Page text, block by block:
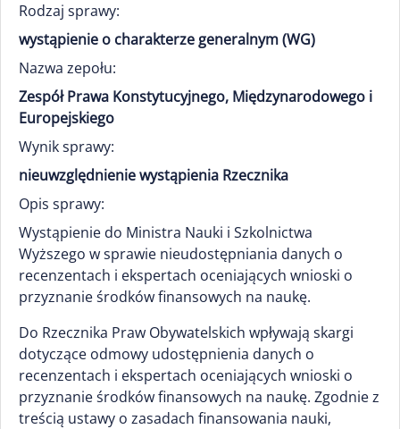
Rodzaj sprawy:
wystąpienie o charakterze generalnym (WG)
Nazwa zepołu:
Zespół Prawa Konstytucyjnego, Międzynarodowego i
Europejskiego
Wynik sprawy:
nieuwzględnienie wystąpienia Rzecznika
Opis sprawy:
Wystąpienie do Ministra Nauki i Szkolnictwa
Wyższego w sprawie nieudostępniania danych o
recenzentach i ekspertach oceniających wnioski o
przyznanie środków finansowych na naukę.
Do Rzecznika Praw Obywatelskich wpływają skargi
dotyczące odmowy udostępnienia danych o
recenzentach i ekspertach oceniających wnioski o
przyznanie środków finansowych na naukę. Zgodnie z
treścią ustawy o zasadach finansowania nauki,